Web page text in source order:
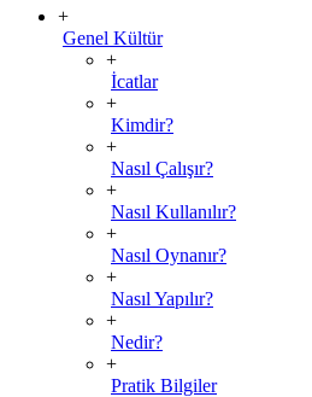
+
Genel Kültür
+
İcatlar
+
Kimdir?
+
Nasıl Çalışır?
+
Nasıl Kullanılır?
+
Nasıl Oynanır?
+
Nasıl Yapılır?
+
Nedir?
+
Pratik Bilgiler